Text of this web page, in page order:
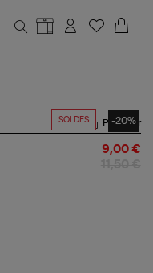
SOLDES -20%
Partager
9,00 €